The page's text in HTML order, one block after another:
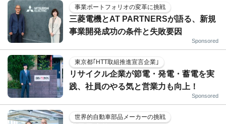
事業ポートフォリオの変革に挑戦
三菱電機とAT PARTNERSが語る、新規
事業開発成功の条件と失敗要因
Sponsored
東京都｢HTT取組推進宣言企業｣
リサイクル企業が節電・発電・蓄電を実
践、社員のやる気と営業力も向上！
Sponsored
世界的自動車部品メーカーの挑戦